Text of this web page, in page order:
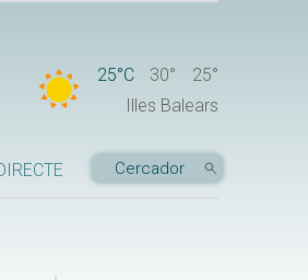
25°C 30°
25°
Illes Balears